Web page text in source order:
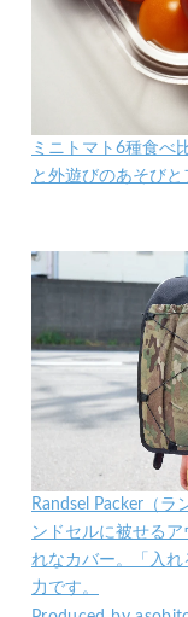
ミニトマト6種食べ
と外遊びのあそびと
Randsel Packer（ラ
ンドセルに被せる
れなカバー。「入
力です。